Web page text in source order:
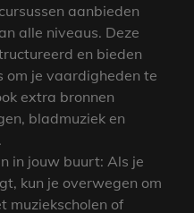
aanbieden
alle niveaus. Deze
en bieden
je vaardigheden te
extra bronnen
bladmuziek en
in jouw buurt: Als je
kun je overwegen om
muziekscholen of